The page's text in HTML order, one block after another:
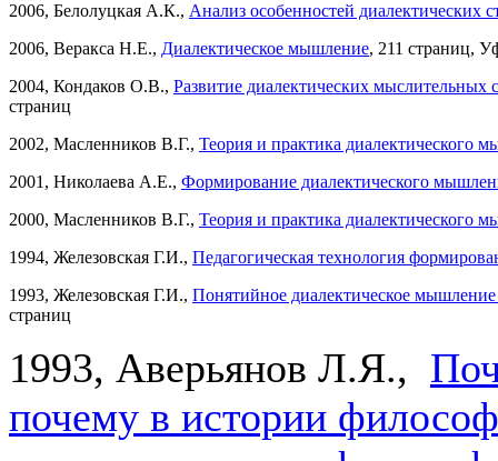
2006, Белолуцкая А.К., Анализ особенностей диалектических
2006, Веракса Н.Е., Диалектическое мышление, 211 страниц,
2004, Кондаков О.В., Развитие диалектических мыслительных
страниц
2002, Масленников В.Г., Теория и практика диалектического
2001, Николаева А.Е., Формирование диалектического
2000, Масленников В.Г., Теория и практика диалектического
1994, Железовская Г.И., Педагогическая технология
1993, Железовская Г.И., Понятийное диалектическое мышление
страниц
1993, Аверьянов Л.Я.,
почему в истории